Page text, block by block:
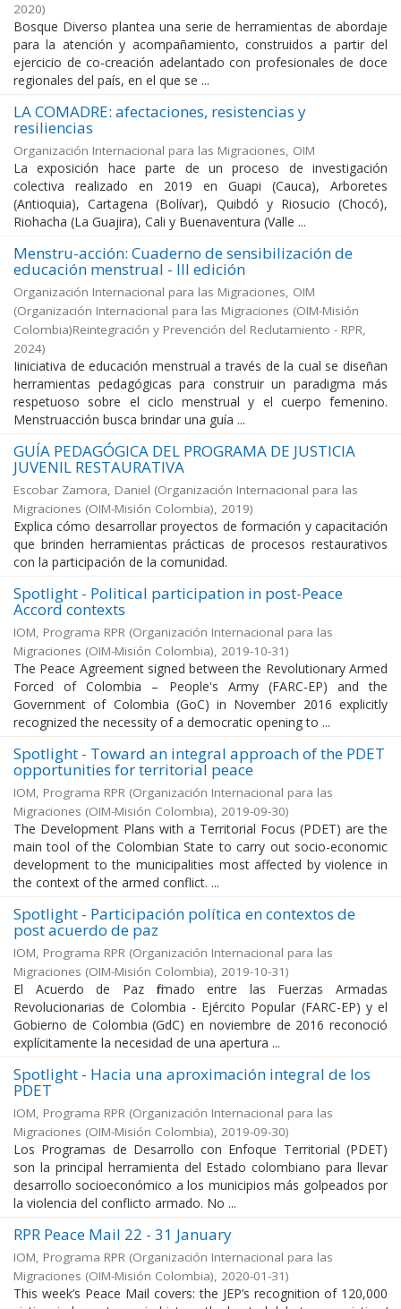
2020)
Bosque Diverso plantea una serie de herramientas de abordaje
para la atención y acompañamiento, construidos a partir del
ejercicio de co-creación adelantado con profesionales de doce
regionales del país, en el que se ...
LA COMADRE: afectaciones, resistencias y
resiliencias
Organización Internacional para las Migraciones, OIM
La exposición hace parte de un proceso de investigación
colectiva realizado en 2019 en Guapi (Cauca), Arboretes
(Antioquia), Cartagena (Bolívar), Quibdó y Riosucio (Chocó),
Riohacha (La Guajira), Cali y Buenaventura (Valle ...
Menstru-acción: Cuaderno de sensibilización de
educación menstrual - III edición
Organización Internacional para las Migraciones, OIM
(Organización Internacional para las Migraciones (OIM-Misión
Colombia)Reintegración y Prevención del Reclutamiento - RPR,
2024)
Iiniciativa de educación menstrual a través de la cual se diseñan
herramientas pedagógicas para construir un paradigma más
respetuoso sobre el ciclo menstrual y el cuerpo femenino.
Menstruacción busca brindar una guía ...
GUÍA PEDAGÓGICA DEL PROGRAMA DE JUSTICIA
JUVENIL RESTAURATIVA
Escobar Zamora, Daniel (Organización Internacional para las
Migraciones (OIM-Misión Colombia), 2019)
Explica cómo desarrollar proyectos de formación y capacitación
que brinden herramientas prácticas de procesos restaurativos
con la participación de la comunidad.
Spotlight - Political participation in post-Peace
Accord contexts
IOM, Programa RPR (Organización Internacional para las
Migraciones (OIM-Misión Colombia), 2019-10-31)
The Peace Agreement signed between the Revolutionary Armed
Forced of Colombia – People's Army (FARC-EP) and the
Government of Colombia (GoC) in November 2016 explicitly
recognized the necessity of a democratic opening to ...
Spotlight - Toward an integral approach of the PDET
opportunities for territorial peace
IOM, Programa RPR (Organización Internacional para las
Migraciones (OIM-Misión Colombia), 2019-09-30)
The Development Plans with a Territorial Focus (PDET) are the
main tool of the Colombian State to carry out socio-economic
development to the municipalities most affected by violence in
the context of the armed conflict. ...
Spotlight - Participación política en contextos de
post acuerdo de paz
IOM, Programa RPR (Organización Internacional para las
Migraciones (OIM-Misión Colombia), 2019-10-31)
El Acuerdo de Paz firmado entre las Fuerzas Armadas
Revolucionarias de Colombia - Ejército Popular (FARC-EP) y el
Gobierno de Colombia (GdC) en noviembre de 2016 reconoció
explícitamente la necesidad de una apertura ...
Spotlight - Hacia una aproximación integral de los
PDET
IOM, Programa RPR (Organización Internacional para las
Migraciones (OIM-Misión Colombia), 2019-09-30)
Los Programas de Desarrollo con Enfoque Territorial (PDET)
son la principal herramienta del Estado colombiano para llevar
desarrollo socioeconómico a los municipios más golpeados por
la violencia del conflicto armado. No ...
RPR Peace Mail 22 - 31 January
IOM, Programa RPR (Organización Internacional para las
Migraciones (OIM-Misión Colombia), 2020-01-31)
This week’s Peace Mail covers: the JEP’s recognition of 120,000